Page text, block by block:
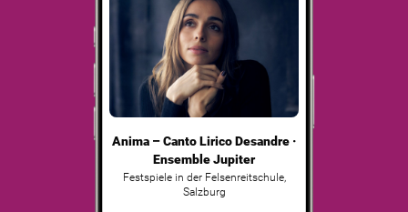
Anima – Canto Lirico Desandre ·
Ensemble Jupiter
Festspiele in der Felsenreitschule,
Salzburg